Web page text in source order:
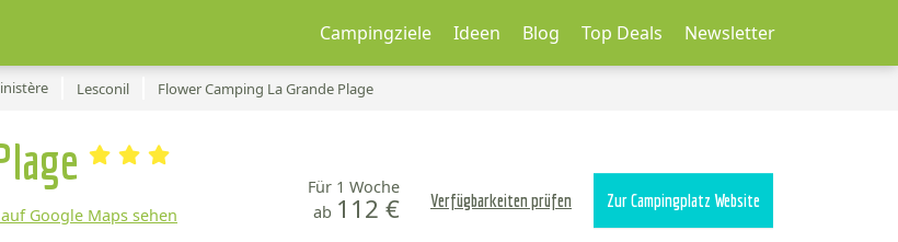
Campingziele Ideen Blog Top Deals Newsletter
Lesconil Flower Camping La Grande Plage
Google Maps sehen
Für 1 Woche
ab 112 € Verfügbarkeiten prüfen Zur Campingplatz Website